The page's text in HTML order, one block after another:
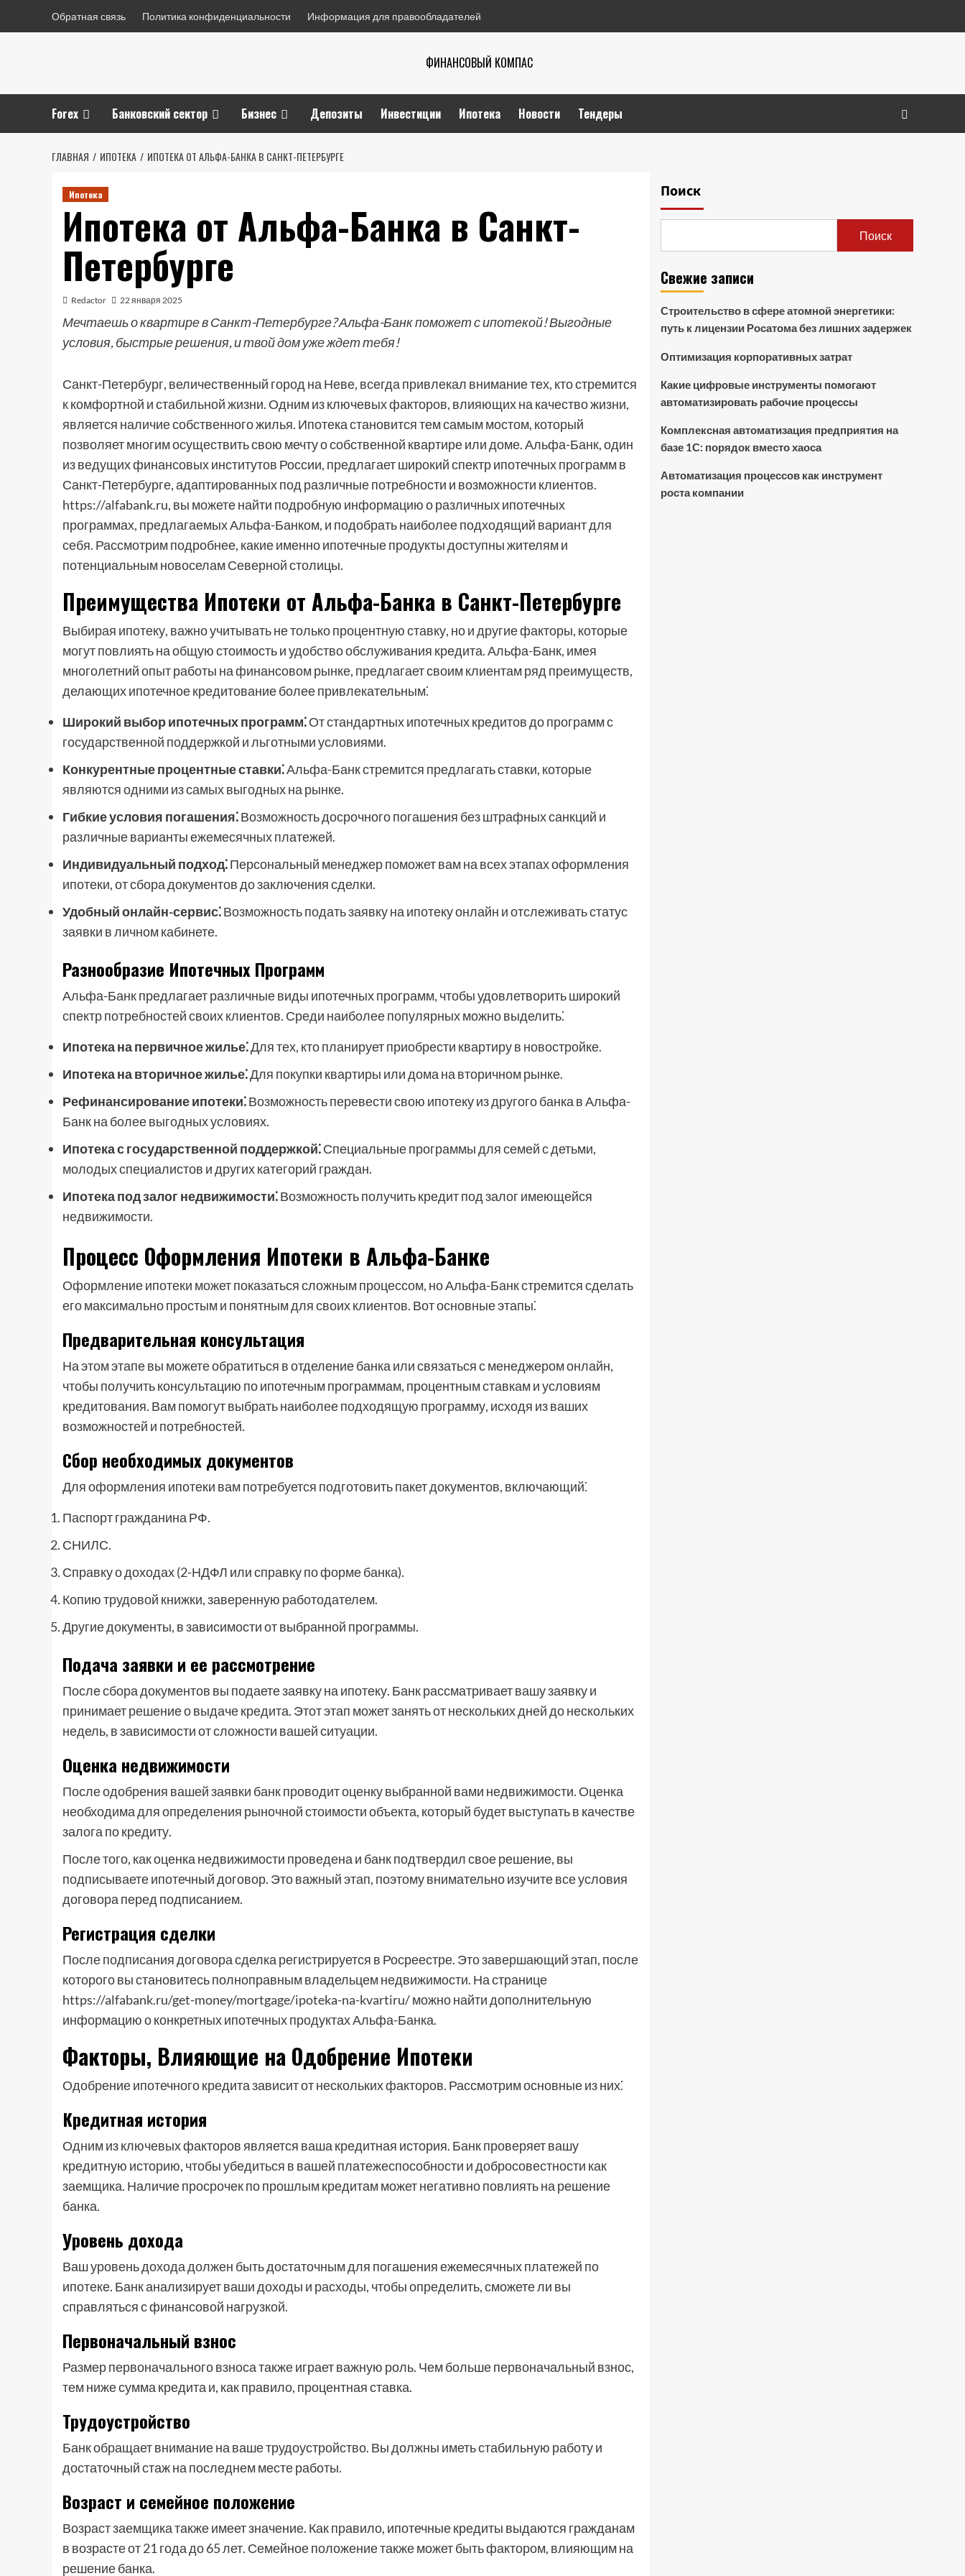
Обратная связь Политика конфиденциальности Информация для правообладателей
ФИНАНСОВЫЙ КОМПАС
Forex Банковский сектор Бизнес Депозиты Инвестиции Ипотека Новости Тендеры
ГЛАВНАЯ ИПОТЕКА ИПОТЕКА ОТ АЛЬФА-БАНКА В САНКТ-ПЕТЕРБУРГЕ
Ипотека
Ипотека от Альфа-Банка в Санкт-
Петербурге
Redactor 22 января 2025
Мечтаешь о квартире в Санкт-Петербурге? Альфа-Банк поможет с ипотекой! Выгодные
условия, быстрые решения, и твой дом уже ждет тебя!
Санкт-Петербург, величественный город на Неве, всегда привлекал внимание тех, кто стремится
к комфортной и стабильной жизни. Одним из ключевых факторов, влияющих на качество жизни,
является наличие собственного жилья. Ипотека становится тем самым мостом, который
позволяет многим осуществить свою мечту о собственной квартире или доме. Альфа-Банк, один
из ведущих финансовых институтов России, предлагает широкий спектр ипотечных программ в
Санкт-Петербурге, адаптированных под различные потребности и возможности клиентов.
https://alfabank.ru, вы можете найти подробную информацию о различных ипотечных
программах, предлагаемых Альфа-Банком, и подобрать наиболее подходящий вариант для
себя. Рассмотрим подробнее, какие именно ипотечные продукты доступны жителям и
потенциальным новоселам Северной столицы.
Преимущества Ипотеки от Альфа-Банка в Санкт-Петербурге
Выбирая ипотеку, важно учитывать не только процентную ставку, но и другие факторы, которые
могут повлиять на общую стоимость и удобство обслуживания кредита. Альфа-Банк, имея
многолетний опыт работы на финансовом рынке, предлагает своим клиентам ряд преимуществ,
делающих ипотечное кредитование более привлекательным⁚
Широкий выбор ипотечных программ⁚От стандартных ипотечных кредитов до программ с
государственной поддержкой и льготными условиями.
Конкурентные процентные ставки⁚Альфа-Банк стремится предлагать ставки, которые
являются одними из самых выгодных на рынке.
Гибкие условия погашения⁚Возможность досрочного погашения без штрафных санкций и
различные варианты ежемесячных платежей.
Индивидуальный подход⁚Персональный менеджер поможет вам на всех этапах оформления
ипотеки, от сбора документов до заключения сделки.
Удобный онлайн-сервис⁚Возможность подать заявку на ипотеку онлайн и отслеживать статус
заявки в личном кабинете.
Разнообразие Ипотечных Программ
Альфа-Банк предлагает различные виды ипотечных программ, чтобы удовлетворить широкий
спектр потребностей своих клиентов. Среди наиболее популярных можно выделить⁚
Ипотека на первичное жилье⁚Для тех, кто планирует приобрести квартиру в новостройке.
Ипотека на вторичное жилье⁚Для покупки квартиры или дома на вторичном рынке.
Рефинансирование ипотеки⁚Возможность перевести свою ипотеку из другого банка в Альфа-
Банк на более выгодных условиях.
Ипотека с государственной поддержкой⁚Специальные программы для семей с детьми,
молодых специалистов и других категорий граждан.
Ипотека под залог недвижимости⁚Возможность получить кредит под залог имеющейся
недвижимости.
Процесс Оформления Ипотеки в Альфа-Банке
Оформление ипотеки может показаться сложным процессом, но Альфа-Банк стремится сделать
его максимально простым и понятным для своих клиентов. Вот основные этапы⁚
Предварительная консультация
На этом этапе вы можете обратиться в отделение банка или связаться с менеджером онлайн,
чтобы получить консультацию по ипотечным программам, процентным ставкам и условиям
кредитования. Вам помогут выбрать наиболее подходящую программу, исходя из ваших
возможностей и потребностей.
Сбор необходимых документов
Для оформления ипотеки вам потребуется подготовить пакет документов, включающий⁚
Паспорт гражданина РФ.
СНИЛС.
Справку о доходах (2-НДФЛ или справку по форме банка).
Копию трудовой книжки, заверенную работодателем.
Другие документы, в зависимости от выбранной программы.
Подача заявки и ее рассмотрение
После сбора документов вы подаете заявку на ипотеку. Банк рассматривает вашу заявку и
принимает решение о выдаче кредита. Этот этап может занять от нескольких дней до нескольких
недель, в зависимости от сложности вашей ситуации.
Оценка недвижимости
После одобрения вашей заявки банк проводит оценку выбранной вами недвижимости. Оценка
необходима для определения рыночной стоимости объекта, который будет выступать в качестве
залога по кредиту.
После того, как оценка недвижимости проведена и банк подтвердил свое решение, вы
подписываете ипотечный договор. Это важный этап, поэтому внимательно изучите все условия
договора перед подписанием.
Регистрация сделки
После подписания договора сделка регистрируется в Росреестре. Это завершающий этап, после
которого вы становитесь полноправным владельцем недвижимости. На странице
https://alfabank.ru/get-money/mortgage/ipoteka-na-kvartiru/ можно найти дополнительную
информацию о конкретных ипотечных продуктах Альфа-Банка.
Факторы, Влияющие на Одобрение Ипотеки
Одобрение ипотечного кредита зависит от нескольких факторов. Рассмотрим основные из них⁚
Кредитная история
Одним из ключевых факторов является ваша кредитная история. Банк проверяет вашу
кредитную историю, чтобы убедиться в вашей платежеспособности и добросовестности как
заемщика. Наличие просрочек по прошлым кредитам может негативно повлиять на решение
банка.
Уровень дохода
Ваш уровень дохода должен быть достаточным для погашения ежемесячных платежей по
ипотеке. Банк анализирует ваши доходы и расходы, чтобы определить, сможете ли вы
справляться с финансовой нагрузкой.
Первоначальный взнос
Размер первоначального взноса также играет важную роль. Чем больше первоначальный взнос,
тем ниже сумма кредита и, как правило, процентная ставка.
Трудоустройство
Банк обращает внимание на ваше трудоустройство. Вы должны иметь стабильную работу и
достаточный стаж на последнем месте работы.
Возраст и семейное положение
Возраст заемщика также имеет значение. Как правило, ипотечные кредиты выдаются гражданам
в возрасте от 21 года до 65 лет. Семейное положение также может быть фактором, влияющим на
решение банка.
Поиск
Поиск
Свежие записи
Строительство в сфере атомной энергетики:
путь к лицензии Росатома без лишних задержек
Оптимизация корпоративных затрат
Какие цифровые инструменты помогают
автоматизировать рабочие процессы
Комплексная автоматизация предприятия на
базе 1С: порядок вместо хаоса
Автоматизация процессов как инструмент
роста компании